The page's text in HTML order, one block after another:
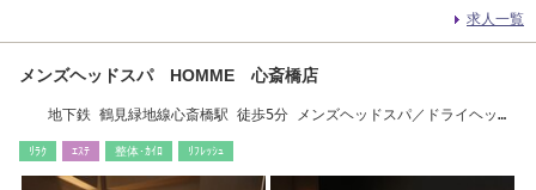
求人一覧
メンズヘッドスパ HOMME 心斎橋店
地下鉄 鶴見緑地線心斎橋駅 徒歩5分 メンズヘッドスパ／ドライヘッド
ﾘﾗｸ ｴｽﾃ 整体･ｶｲﾛ ﾘﾌﾚｯｼｭ